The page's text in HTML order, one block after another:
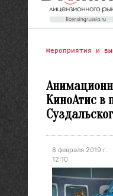
Мероприятия и
КиноАтис в
8 февраля 2019 г.
12:10